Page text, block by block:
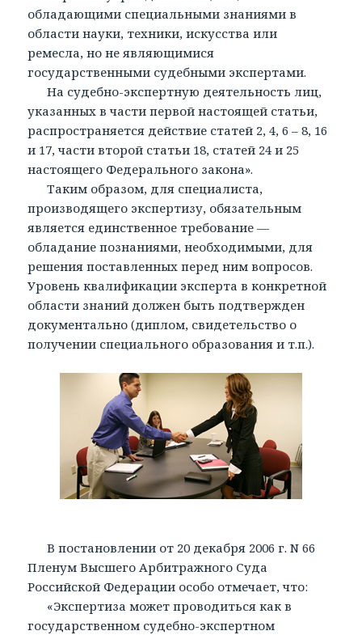
обладающими специальными знаниями в
области науки, техники, искусства или
ремесла, но не являющимися
государственными судебными экспертами.
На судебно-экспертную деятельность лиц,
указанных в части первой настоящей статьи,
распространяется действие статей 2, 4, 6 – 8, 16
и 17, части второй статьи 18, статей 24 и 25
настоящего Федерального закона».
Таким образом, для специалиста,
производящего экспертизу, обязательным
является единственное требование —
обладание познаниями, необходимыми, для
решения поставленных перед ним вопросов.
Уровень квалификации эксперта в конкретной
области знаний должен быть подтвержден
документально (диплом, свидетельство о
получении специального образования и т.п.).
В постановлении от 20 декабря 2006 г. N 66
Пленум Высшего Арбитражного Суда
Российской Федерации особо отмечает, что:
«Экспертиза может проводиться как в
государственном судебно-экспертном